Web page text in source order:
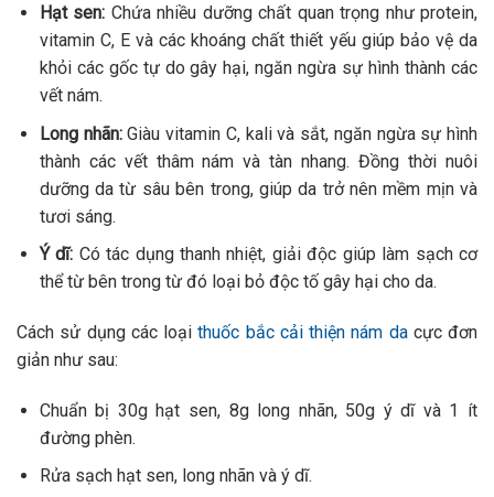
Hạt sen: Chứa nhiều dưỡng chất quan trọng như protein,
vitamin C, E và các khoáng chất thiết yếu giúp bảo vệ da
khỏi các gốc tự do gây hại, ngăn ngừa sự hình thành các
vết nám.
Long nhãn:Giàu vitamin C, kali và sắt, ngăn ngừa sự hình
thành các vết thâm nám và tàn nhang. Đồng thời nuôi
dưỡng da từ sâu bên trong, giúp da trở nên mềm mịn và
tươi sáng.
Ý dĩ: Có tác dụng thanh nhiệt, giải độc giúp làm sạch cơ
thể từ bên trong từ đó loại bỏ độc tố gây hại cho da.
Cách sử dụng các loạithuốc bắc cải thiện nám dacực đơn
giản như sau:
Chuẩn bị 30g hạt sen, 8g long nhãn, 50g ý dĩ và 1 ít
đường phèn.
Rửa sạch hạt sen, long nhãn và ý dĩ.